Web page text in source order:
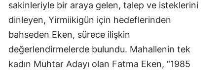
sakinleriyle bir araya gelen, talep ve isteklerini
dinleyen, Yirmiikigün için hedeflerinden
bahseden Eken, sürece ilişkin
değerlendirmelerde bulundu. Mahallenin tek
kadın Muhtar Adayı olan Fatma Eken, “1985